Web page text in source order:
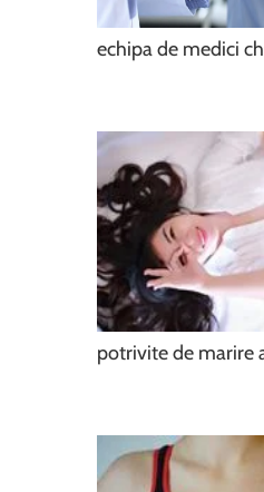
echipa de medici
potrivite de marire